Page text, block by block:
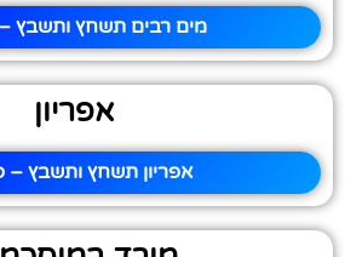
מים רבים תשחץ ותשבץ –
אפריון
אפריון תשחץ ותשבץ –